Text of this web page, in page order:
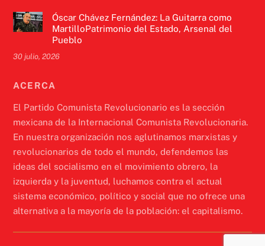
Óscar Chávez Fernández: La Guitarra como
MartilloPatrimonio del Estado, Arsenal del
Pueblo
30 julio, 2026
ACERCA
El Partido Comunista Revolucionario es la sección
mexicana de la Internacional Comunista Revolucionaria.
En nuestra organización nos aglutinamos marxistas y
revolucionarios de todo el mundo, defendemos las
ideas del socialismo en el movimiento obrero, la
izquierda y la juventud, luchamos contra el actual
sistema económico, político y social que no ofrece una
alternativa a la mayoría de la población: el capitalismo.